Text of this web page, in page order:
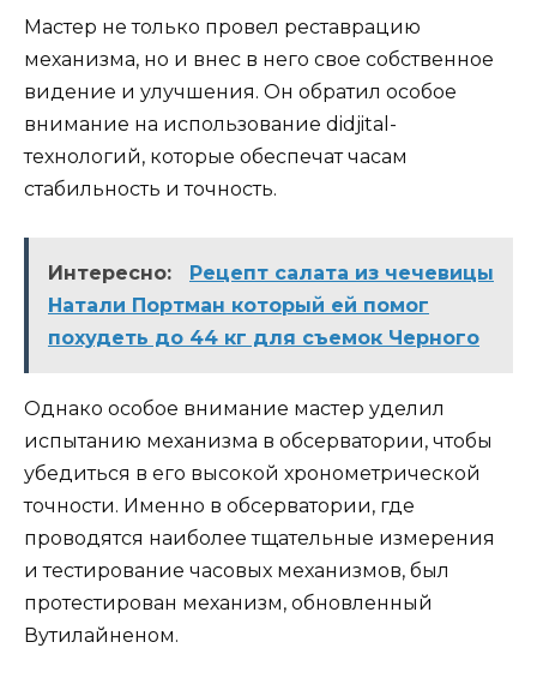
Мастер не только провел реставрацию
механизма, но и внес в него свое собственное
видение и улучшения. Он обратил особое
внимание на использование didjital-
технологий, которые обеспечат часам
стабильность и точность.
Интересно:
Рецепт салата из чечевицы
Натали Портман который ей помог
похудеть до 44 кг для съемок Черного
Однако особое внимание мастер уделил
испытанию механизма в обсерватории, чтобы
убедиться в его высокой хронометрической
точности. Именно в обсерватории, где
проводятся наиболее тщательные измерения
и тестирование часовых механизмов, был
протестирован механизм, обновленный
Вутилайненом.